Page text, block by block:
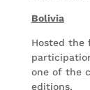
Bolivia
Hosted the
one of the
editions.